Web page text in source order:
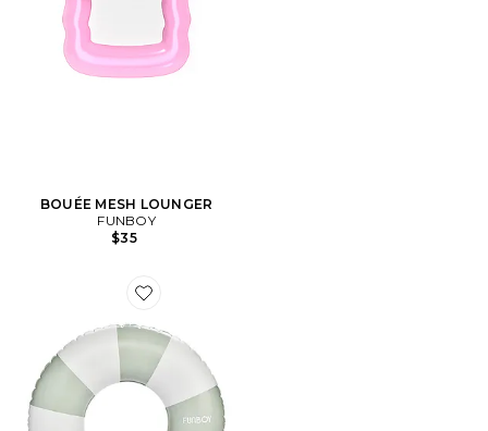
BOUÉE MESH LOUNGER
FUNBOY
$35
Favorite BOUÉE DE PISCINE KIDS VINTAGE TUBE